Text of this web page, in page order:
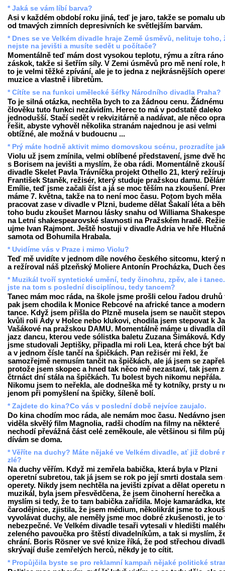
* Jaká se vám líbí barva?
Asi v každém období roku jiná, teď je jaro, takže se pomalu
od tmavých zimních depresivních ke světlejším barvám.
* Dnes se ve Velkém divadle hraje Země úsměvů, nelituje toho,
nejste na jevišti a musíte sedět u počítače?
Momentálně teď mám dost vysokou teplotu, rýmu a zítra ráno
záskok, takže si šetřím síly. V Zemi úsměvů pro mě není role,
to je velmi těžké zpívání, ale je to jedna z nejkrásnějších
muzice a vlastně i libretům.
* Cítíte se na funkci umělecké šéfky Národního divadla Praha?
To je silná otázka, nechtěla bych to za žádnou cenu. Žádnému
člověku tuto funkci nezávidím. Herec to má v podstatě daleko
jednodušší. Stačí sedět v rekvizitárně a nadávat, ale něco
řešit, abyste vyhověl několika stranám najednou je asi velmi
obtížné, ale možná v budoucnu ...
* Prý máte hodně aktivit mimo domovskou scénu, prozradíte
Violu už jsem zmínila, velmi oblíbené představení, jsme dvě
s Borisem na jevišti a myslím, že oba rádi. Momentálně
divadle Skelet Pavla Trávníčka projekt Othello 21, který
František Staněk, režisér, který studuje pražskou damu.
Emílie, teď jsme začali číst a já se moc těším na zkoušení.
máme 7. května, takže na to není moc času. Potom bych měla
pracovat zase v divadle v Plzni, budeme dělat Šakalí léta a
toho budu zkoušet Marnou lásky snahu od Williama
na Letní shakespearovské slavnosti na Pražském hradě.
ujme Ivan Rajmont. Ještě hostuji v divadle Adria ve hře Hlučná
samota od Bohumila Hrabala.
* Uvidíme vás v Praze i mimo Violu?
Teď mě uvidíte v jednom díle nového českého sitcomu, který
a režíroval náš plzeňský Moliere Antonín Procházka, Duch
* Muzikál tvoří syntetické umění, tedy činohru, zpěv, ale i
jste na tom s poslední disciplínou, tedy tancem?
Tanec mám moc ráda, na škole jsme prošli celou řadou druhů
pak jsem chodila k Monice Rebcové na africké tance a
tance. Když jsem přišla do Plzně musela jsem se naučit
kvůli roli Ády v Holce nebo klukovi, chodila jsem stepovat k
Vašákové na pražskou DAMU. Momentálně máme u divadla
jazz dancu, kterou vede sólistka baletu Zuzana Šimáková.
jsme studovali Jeptišky, připadla mi roli Lea, která chce být
a v jednom čísle tančí na špičkách. Pan režisér mi řekl, že
samozřejmě nemusím tančit na špičkách, ale já jsem se
protože jsem skopec a hned tak něco mě nezastaví, tak jsem
čtrnáct dní stála na špičkách. Tu bolest bych nikomu nepřála.
Nikomu jsem to neřekla, ale dodneška mě ty kotníky, prsty u
jenom při pomyšlení na špičky, šíleně bolí.
* Zajdete do kina?Co vás v poslední době nejvíce zaujalo.
Do kina chodím moc ráda, ale nemám moc času. Nedávno
viděla skvělý film Magnolia, radši chodím na filmy na některé
nechodí převážná část celé zeměkoule, ale většinou si film
dívám se doma.
* Věříte na duchy? Máte nějaké ve Velkém divadle, ať již dobré
zlé?
Na duchy věřím. Když mi zemřela babička, která byla v Plzni
operetní subretou, tak já jsem se rok po její smrti dostala sem
operety. Nikdy jsem nechtěla na jevišti zpívat a dělat operetu
muzikál, byla jsem přesvědčena, že jsem činoherní herečka a
myslím si tedy, že to tam babička zařídila. Moje kamarádka,
čarodějnice, zjistila, že jsem médium, několikrát jsme to
vyvolávat duchy, ale neměly jsme moc dobré zkušenosti, je to
nebezpečné. Ve Velkém divadle tesaři vytesali v hledišti
zeleného pavoučka pro štěstí divadelníkům, a tak si myslím,
chrání. Boris Rösner ve své knize říká, že pod střechou
skrývají duše zemřelých herců, někdy je to cítit.
* Propůjčila byste se pro reklamní kampaň nějaké politické